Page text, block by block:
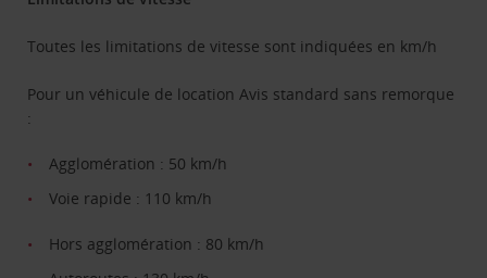
Toutes les limitations de vitesse sont indiquées en km/h
Pour un véhicule de location Avis standard sans remorque
:
Agglomération : 50 km/h
Voie rapide : 110 km/h
Hors agglomération : 80 km/h